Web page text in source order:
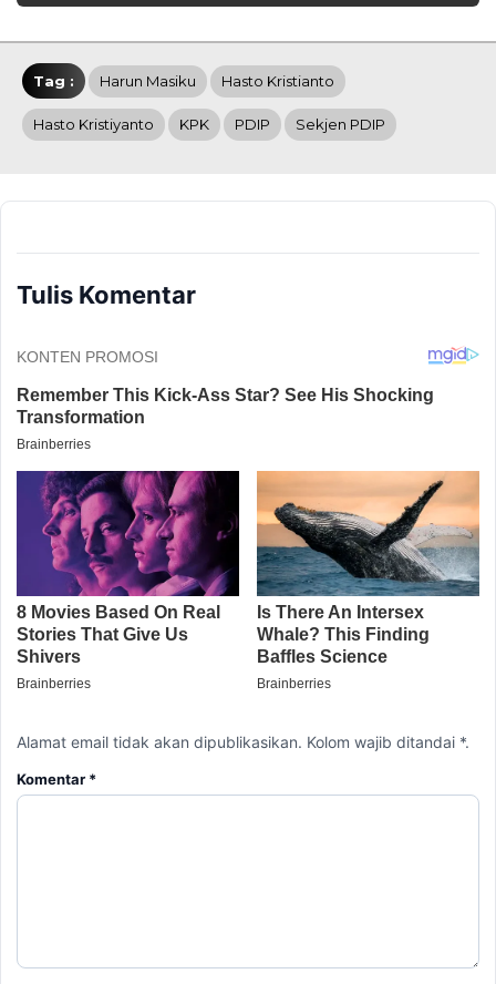
Tag : Harun Masiku Hasto Kristianto
Hasto Kristiyanto KPK PDIP Sekjen PDIP
Tulis Komentar
Alamat email tidak akan dipublikasikan. Kolom wajib ditandai *.
Komentar *